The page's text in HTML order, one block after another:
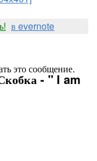
в evernote
это сообщение.
- " I am